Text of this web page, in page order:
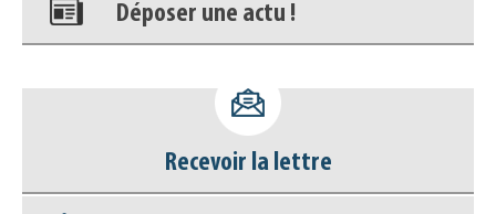
Déposer une actu !
déconnecter)
Base documentaire
Recevoir la lettre